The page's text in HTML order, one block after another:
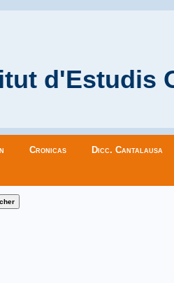
d'Estudis
Cronicas Dicc. Cantalausa